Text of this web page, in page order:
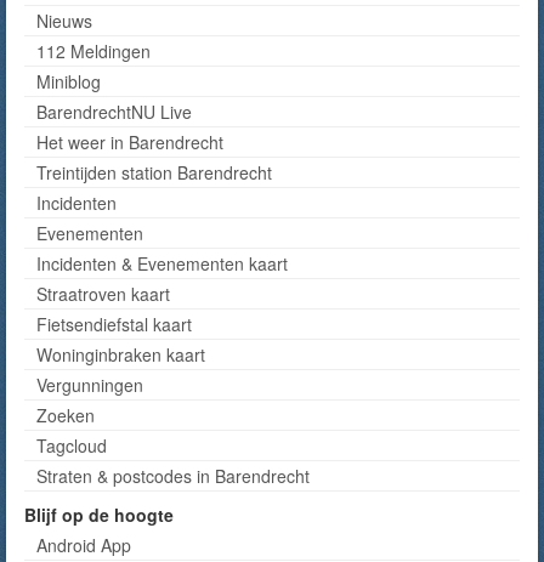
Nieuws
112 Meldingen
Miniblog
BarendrechtNU Live
Het weer in Barendrecht
Treintijden station Barendrecht
Incidenten
Evenementen
Incidenten & Evenementen kaart
Straatroven kaart
Fietsendiefstal kaart
Woninginbraken kaart
Vergunningen
Zoeken
Tagcloud
Straten & postcodes in Barendrecht
Blijf op de hoogte
Android App